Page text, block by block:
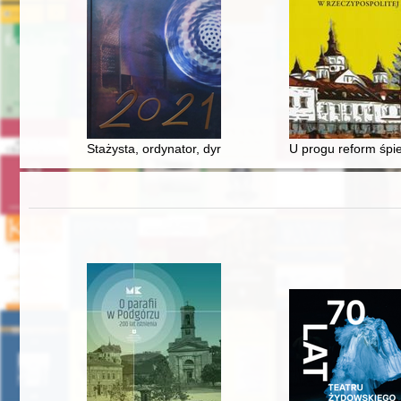
Stażysta, ordynator, dyrektor - Jan HałubiecU progu reform